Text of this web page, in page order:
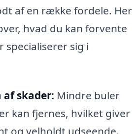
af en række fordele. Her
hvad du kan forvente
specialiserer sig i
af skader: Mindre buler
kan fjernes, hvilket giver
og velholdt udseende.